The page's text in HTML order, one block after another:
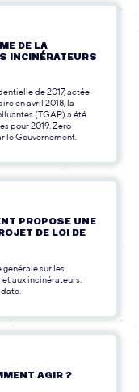
DE LA
INCINÉRATEURS
de 2017, actée
en avril 2018, la
(TGAP) a été
pour 2019. Zero
le Gouvernement.
PROPOSE UNE
DE LOI DE
sur les
aux incinérateurs.
AGIR ?